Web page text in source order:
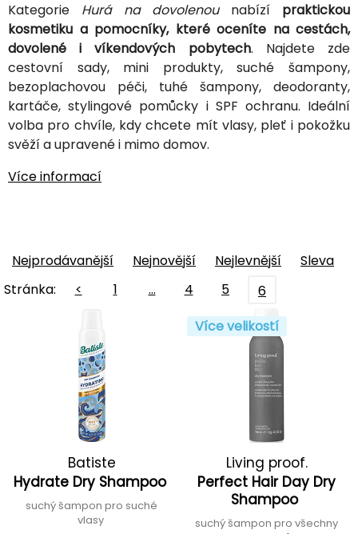
Kategorie Hurá na dovolenounabízí praktickou
kosmetiku a pomocníky, které oceníte na cestách,
dovolené i víkendových pobytech. Najdete zde
cestovní sady, mini produkty, suché šampony,
bezoplachovou péči, tuhé šampony, deodoranty,
kartáče, stylingové pomůcky i SPF ochranu. Ideální
volba pro chvíle, kdy chcete mít vlasy, pleť i pokožku
svěží a upravené i mimo domov.
Více informací
Nejprodávanější Nejnovější Nejlevnější
Sleva
Stránka:
< 1 … 4 5 6
Batiste
Hydrate Dry Shampoo
suchý šampon pro suché
vlasy
Více velikostí
Living proof.
Perfect Hair Day Dry
Shampoo
suchý šampon pro všechny